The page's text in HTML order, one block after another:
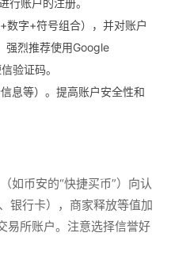
行账户的注册。
数字+符号组合），并对账户
强烈推荐使用Google
验证码。
息等）。提高账户安全性和
如币安的“快捷买币”）向认
银行卡），商家释放等值加
易所账户。注意选择信誉好